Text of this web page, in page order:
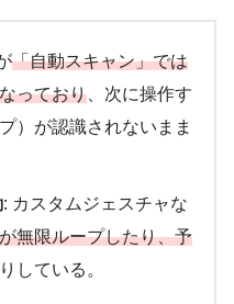
「自動スキャン」では
っており 、次に操作す
）が認識されないまま
: カスタムジェスチャな
無限ループしたり、予
している。